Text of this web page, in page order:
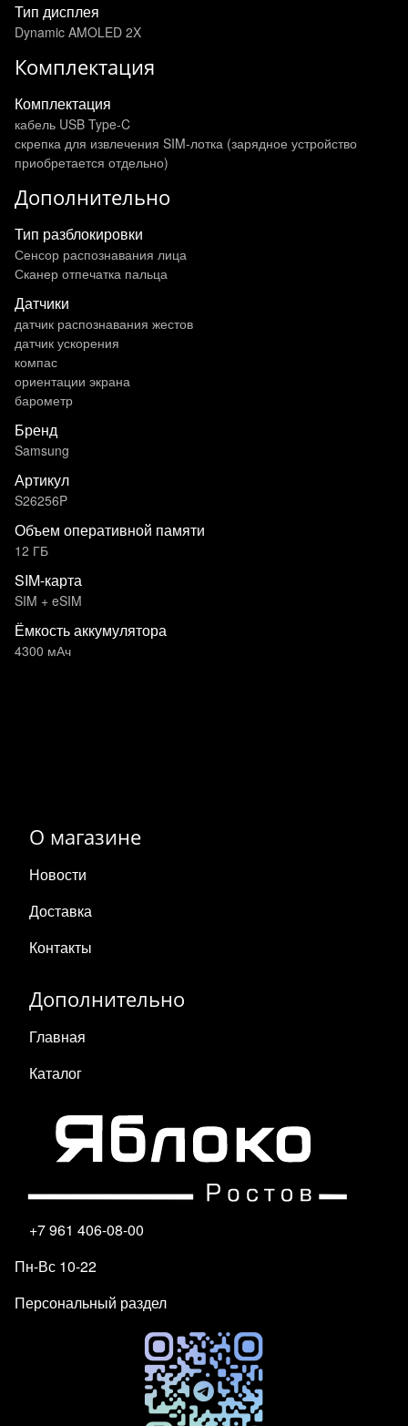
Тип дисплея
Dynamic AMOLED 2X
Комплектация
Комплектация
кабель USB Type-C
скрепка для извлечения SIM-лотка (зарядное устройство
приобретается отдельно)
Дополнительно
Тип разблокировки
Сенсор распознавания лица
Сканер отпечатка пальца
Датчики
датчик распознавания жестов
датчик ускорения
компас
ориентации экрана
барометр
Бренд
Samsung
Артикул
S26256P
Объем оперативной памяти
12 ГБ
SIM-карта
SIM + eSIM
Ёмкость аккумулятора
4300 мАч
О магазине
Новости
Доставка
Контакты
Дополнительно
Главная
Каталог
+7 961 406-08-00
Пн-Вс 10-22
Персональный раздел